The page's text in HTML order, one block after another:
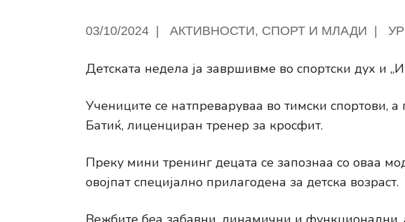
03/10/2024 АКТИВНОСТИ, СПОРТ И МЛАДИ
Детската недела ја завршивме во спортски дух и
Учениците се натпреваруваа во тимски спортови,
Батиќ, лиценциран тренер за кросфит.
Преку мини тренинг децата се запознаа со оваа
овојпат специјално прилагодена за детска возраст.